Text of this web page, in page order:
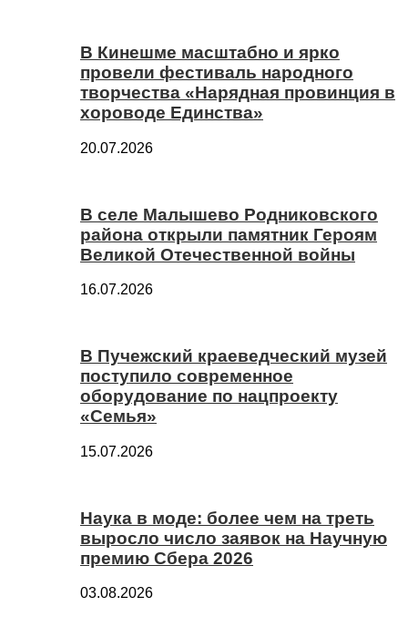
В Кинешме масштабно и ярко
провели фестиваль народного
творчества «Нарядная провинция в
хороводе Единства»
20.07.2026
В селе Малышево Родниковского
района открыли памятник Героям
Великой Отечественной войны
16.07.2026
В Пучежский краеведческий музей
поступило современное
оборудование по нацпроекту
«Семья»
15.07.2026
Наука в моде: более чем на треть
выросло число заявок на Научную
премию Сбера 2026
03.08.2026